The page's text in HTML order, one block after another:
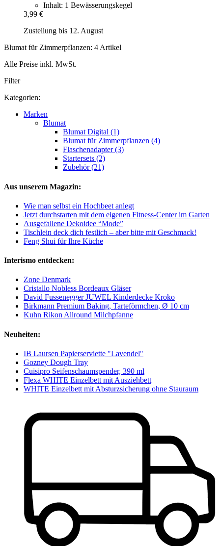
Inhalt: 1 Bewässerungskegel
3,99 €
Zustellung bis 12. August
Blumat für Zimmerpflanzen: 4 Artikel
Alle Preise inkl. MwSt.
Filter
Kategorien:
Marken
Blumat
Blumat Digital (1)
Blumat für Zimmerpflanzen (4)
Flaschenadapter (3)
Startersets (2)
Zubehör (21)
Aus unserem Magazin:
Wie man selbst ein Hochbeet anlegt
Jetzt durchstarten mit dem eigenen Fitness-Center im Garten
Ausgefallene Dekoidee “Mode”
Tischlein deck dich festlich – aber bitte mit Geschmack!
Feng Shui für Ihre Küche
Interismo entdecken:
Zone Denmark
Cristallo Nobless Bordeaux Gläser
David Fussenegger JUWEL Kinderdecke Kroko
Birkmann Premium Baking, Tarteförmchen, Ø 10 cm
Kuhn Rikon Allround Milchpfanne
Neuheiten:
IB Laursen Papierserviette "Lavendel"
Gozney Dough Tray
Cuisipro Seifenschaumspender, 390 ml
Flexa WHITE Einzelbett mit Ausziehbett
WHITE Einzelbett mit Absturzsicherung ohne Stauraum